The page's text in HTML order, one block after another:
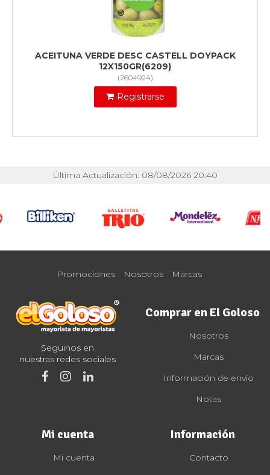
ACEITUNA VERDE DESC CASTELL DOYPACK
12X150GR(6209)
(2604924)
Registrarse
Última Actualización: 08/08/2026 20:40
Promociones Nosotros Marcas
Seguinos en
nuestras redes sociales
Comprar en El Goloso
Nosotros
Marcas
Información de envío
Notas
Mi cuenta
Mi cuenta
Información
Contacto